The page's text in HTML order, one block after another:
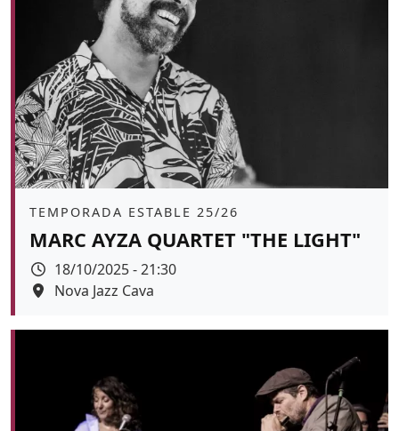
Àmbit
TEMPORADA ESTABLE 25/26
MARC AYZA QUARTET "THE LIGHT"
Data
18/10/2025 - 21:30
Espai
Nova Jazz Cava